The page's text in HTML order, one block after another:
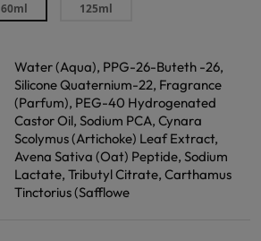
60ml 125ml
Water (Aqua), PPG-26-Buteth -26,
Silicone Quaternium-22, Fragrance
(Parfum), PEG-40 Hydrogenated
Castor Oil, Sodium PCA, Cynara
Scolymus (Artichoke) Leaf Extract,
Avena Sativa (Oat) Peptide, Sodium
Lactate, Tributyl Citrate, Carthamus
Tinctorius (Safflowe